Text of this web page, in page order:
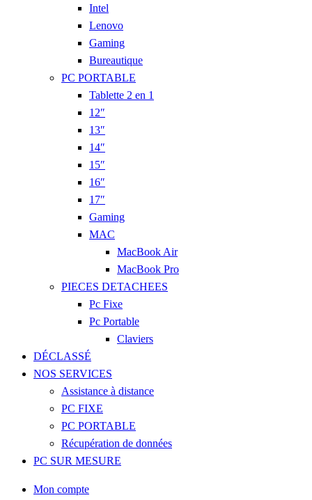
Intel
Lenovo
Gaming
Bureautique
PC PORTABLE
Tablette 2 en 1
12″
13″
14″
15″
16″
17″
Gaming
MAC
MacBook Air
MacBook Pro
PIECES DETACHEES
Pc Fixe
Pc Portable
Claviers
DÉCLASSÉ
NOS SERVICES
Assistance à distance
PC FIXE
PC PORTABLE
Récupération de données
PC SUR MESURE
Mon compte